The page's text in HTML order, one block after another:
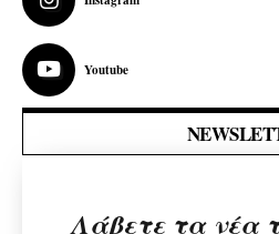
Youtube
Λάβετε τα νέα